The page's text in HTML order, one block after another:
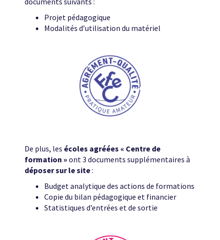
Projet pédagogique
Modalités d’utilisation du matériel
De plus, les écoles agréées « Centre de
formation » ont 3 documents supplémentaires à
déposer sur le site:
Budget analytique des actions de formations
Copie du bilan pédagogique et financier
Statistiques d’entrées et de sortie